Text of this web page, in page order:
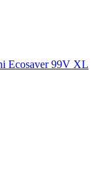
Ecosaver 99V XL